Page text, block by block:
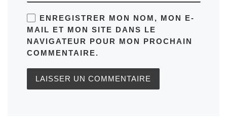
ENREGISTRER MON NOM, MON E-
MAIL ET MON SITE DANS LE
NAVIGATEUR POUR MON PROCHAIN
COMMENTAIRE.